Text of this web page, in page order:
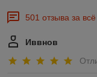
501 отзыва за
Иввнов